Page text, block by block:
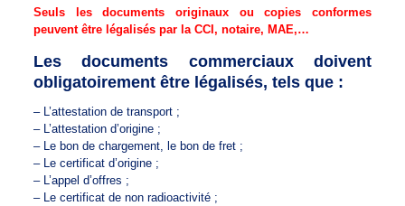
Seuls les documents originaux ou copies conformes
peuvent être légalisés par la CCI, notaire, MAE,…
Les documents commerciaux doivent
obligatoirement être légalisés, tels que :
– L’attestation de transport ;
– L’attestation d’origine ;
– Le bon de chargement, le bon de fret ;
– Le certificat d’origine ;
– L’appel d’offres ;
– Le certificat de non radioactivité ;